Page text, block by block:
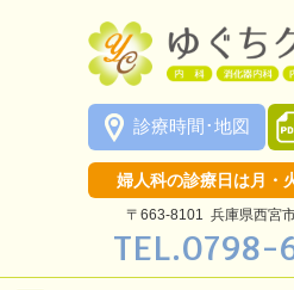
診療時間･地図
婦人科の診療日は月・
〒663-8101 兵庫県西宮
TEL.0798-